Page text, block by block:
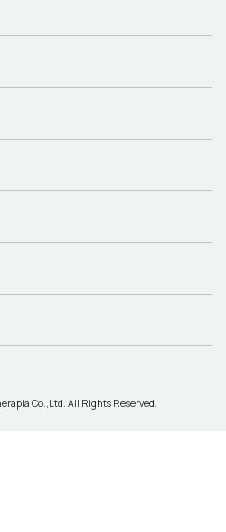
Co.,Ltd. All Rights Reserved.